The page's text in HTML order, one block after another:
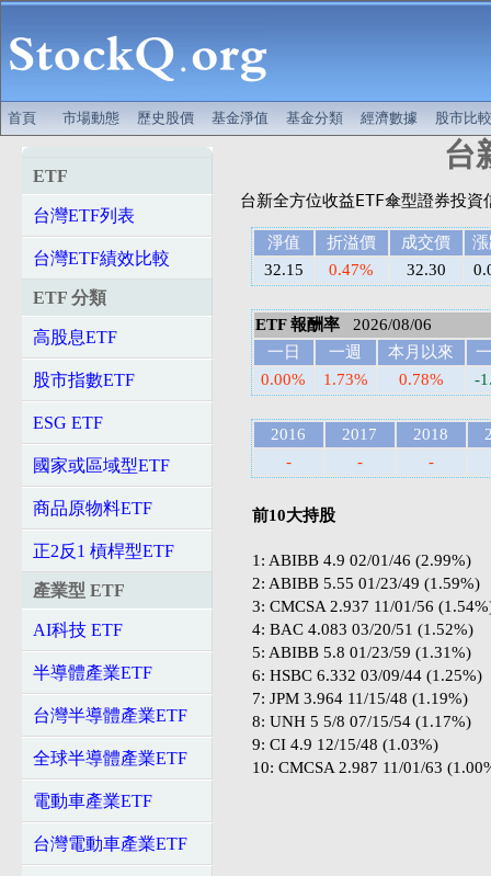
首頁 市場動態 歷史股價 基金淨值 基金分類 經濟數據 股市比較
ETF
台灣ETF列表
台灣ETF績效比較
ETF 分類
高股息ETF
股市指數ETF
ESG ETF
國家或區域型ETF
商品原物料ETF
正2反1 槓桿型ETF
產業型 ETF
AI科技 ETF
半導體產業ETF
台灣半導體產業ETF
全球半導體產業ETF
電動車產業ETF
台灣電動車產業ETF
台
淨值 折溢價 成交價
32.15
0.47% 32.30
ETF 報酬率2026/08/06
一日
一週 本月以來
0.00%
1.73% 0.78% -
2016 2017 2018
-
- -
前10大持股
1: ABIBB 4.9 02/01/46 (2.99%)
2: ABIBB 5.55 01/23/49 (1.59%)
3: CMCSA 2.937 11/01/56
4: BAC 4.083 03/20/51 (1.52%)
5: ABIBB 5.8 01/23/59 (1.31%)
6: HSBC 6.332 03/09/44 (1.25%)
7: JPM 3.964 11/15/48 (1.19%)
8: UNH 5 5/8 07/15/54 (1.17%)
9: CI 4.9 12/15/48 (1.03%)
10: CMCSA 2.987 11/01/63